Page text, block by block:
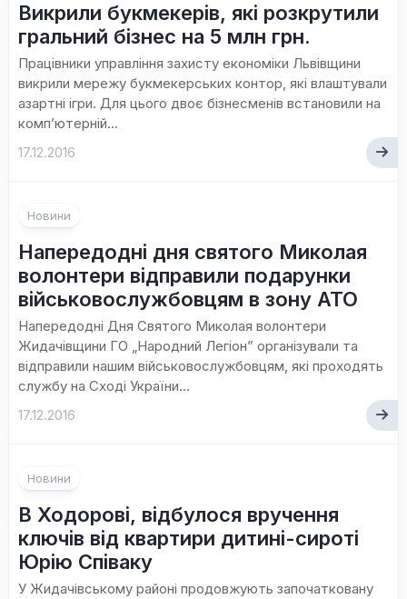
Викрили букмекерів, які розкрутили
гральний бізнес на 5 млн грн.
Працівники управління захисту економіки Львівщини
викрили мережу букмекерських контор, які влаштували
азартні ігри. Для цього двоє бізнесменів встановили на
комп’ютерній...
17.12.2016
Новини
Напередодні дня святого Миколая
волонтери відправили подарунки
військовослужбовцям в зону АТО
Напередодні Дня Святого Миколая волонтери
Жидачівщини ГО „Народний Легіон” організували та
відправили нашим військовослужбовцям, які проходять
службу на Сході України...
17.12.2016
Новини
В Ходорові, відбулося вручення
ключів від квартири дитині-сироті
Юрію Співаку
У Жидачівському районі продовжують започатковану